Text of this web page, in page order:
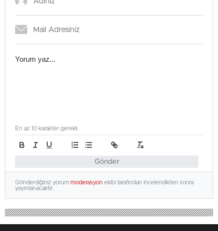
Gönder
En az 10 karakter gerekli
Gönderdiğiniz yorum moderasyon ekibi tarafından incelendikten sonra
yayınlanacaktır.